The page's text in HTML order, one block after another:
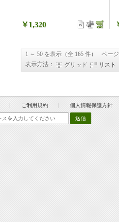
￥1,320
1 ～ 50 を表示（全 165 件）
ペー
表示方法：
グリッド リスト
ご利用規約 個人情報保護方針
送信